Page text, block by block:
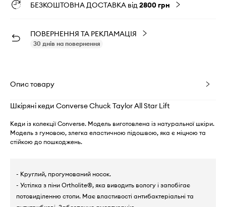
БЕЗКОШТОВНА ДОСТАВКА від2800 грн
ПОВЕРНЕННЯ ТА РЕКЛАМАЦІЯ
30 днів на повернення
Опис товару
Шкіряні кеди Converse Chuck Taylor All Star Lift
Кеди із колекції Converse. Модель виготовлена із натуральної шкіри.
Модель з гумовою, злегка еластичною підошвою, яка є міцною та
стійкою до пошкоджень.
- Круглий, прогумований носок.
- Устілка з піни Ortholite®, яка виводить вологу і запобігає
потовиділенню стопи. Має властивості антибактеріальні та